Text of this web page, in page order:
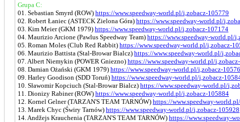
Grupa C:
01. Sebastian Smyrd (ROW) https://www.speedway-world.pl/i,zobacz-105779
02. Robert Łaniec (ASTECK Zielona Góra) https://www.speedway-world.pl/
03. Kim Meier (GKM 1979) https://www.speedway-world.pl/i,zobacz-107174
04. Maurizio Arcione (Pawlus Speedway Team) https://www.speedway-world.pl/
05. Roman Moles (Club Red Rabbit) https://www.speedway-world.pl/i,zobacz-
06. Maurizio Battista (Stal-Browar Bialcz) https://www.speedway-world.pl/
07. Albert Niemykin (POWER Gniezno) https://www.speedway-world.pl/
08. Damian Ożański (GKM 1979) https://www.speedway-world.pl/i,zobacz-
09. Harley Goodison (SDD Toruń) https://www.speedway-world.pl/i,zobacz-
10. Sławomir Kopciuch (Stal-Browar Bialcz) https://www.speedway-world.pl/
11. Dionizy Rabiner (ROW) https://www.speedway-world.pl/i,zobacz-105884
12. Kornel Gelner (TARZAN'S TEAM TARNÓW) https://www.speedway-
13. Marek Chyc (Świry Tarnów) https://www.speedway-world.pl/i,zobacz-105928
14. Andžejs Krauchenia (TARZAN'S TEAM TARNÓW) https://www.speedway-